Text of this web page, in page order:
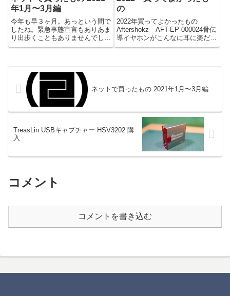
年1月〜3月編
今年も早３ヶ月。あっという間で
したね。緊急事態宣言もありあま
り出歩くこともありませんでし
た。おかげでネット通販での買い
通販での購入履歴を備忘録的に残
しておく。ちなみに私だけじゃな
く...
の
2022年買ってよかったもの
Aftershokz AFT-EP-000024骨伝
導イヤホンがこんなに耳に楽だと
は思わなかった。超愛用してい
ネットで買ったもの 2021年1月〜3月編
TreasLin USBキャプチャー HSV3202 購
入
コメント
コメントを書き込む